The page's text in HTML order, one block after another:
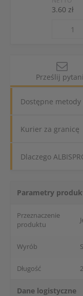
3.60 zł
Prześlij
Dostępne
Kurier za granicę
Dlaczego
Parametry
Przeznaczenie
produktu
Wyrób
Długość
Dane logistyczne